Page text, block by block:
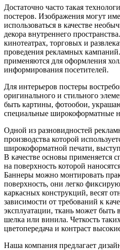
Достаточно часто такая
постеров. Изображения могут
использоваться в качестве
декора внутреннего
кинотеатрах, торговых и
проведения рекламных
применяются для оформления
информирования посетителей.
Для интерьеров постеры
оригинального и стильного
быть картины, фотообои,
специальные широкоформатные
Одной из разновидностей
производства которой
широкоформатной печати,
В качестве основы применяется
на поверхность которой
Баннеры можно монтировать
поверхность, они легко
каркасных конструкций, весят
зависимости от требований к
эксплуатации, ткань может быть
шелка или винила. Четкость
цветопередача и контраст
Наша компания предлагает